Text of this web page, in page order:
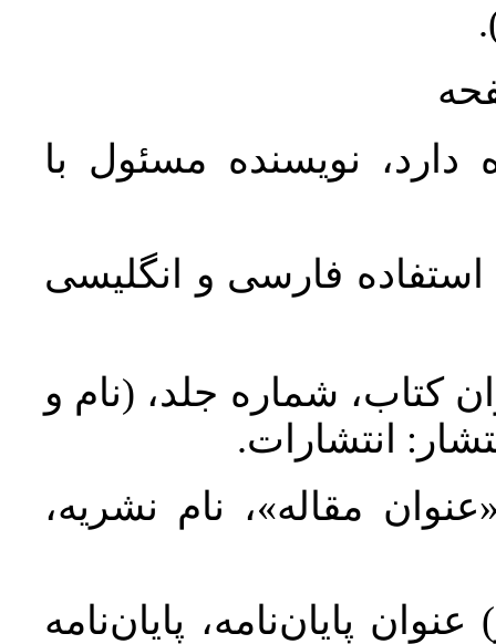
نویسنده مسئول با
استفاده فارسی و انگلیسی
کتاب، شماره جلد، (نام و
انتشارات.
مقاله»، نام نشریه،
پایان‌نامه، پایان‌نامه